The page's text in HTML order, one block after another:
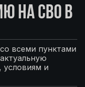
НА СВО В
всеми пунктами
и